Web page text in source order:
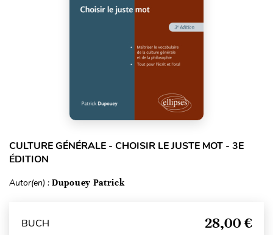
CULTURE GÉNÉRALE - CHOISIR LE JUSTE MOT - 3E
ÉDITION
Autor(en) : Dupouey Patrick
BUCH 28,00 €